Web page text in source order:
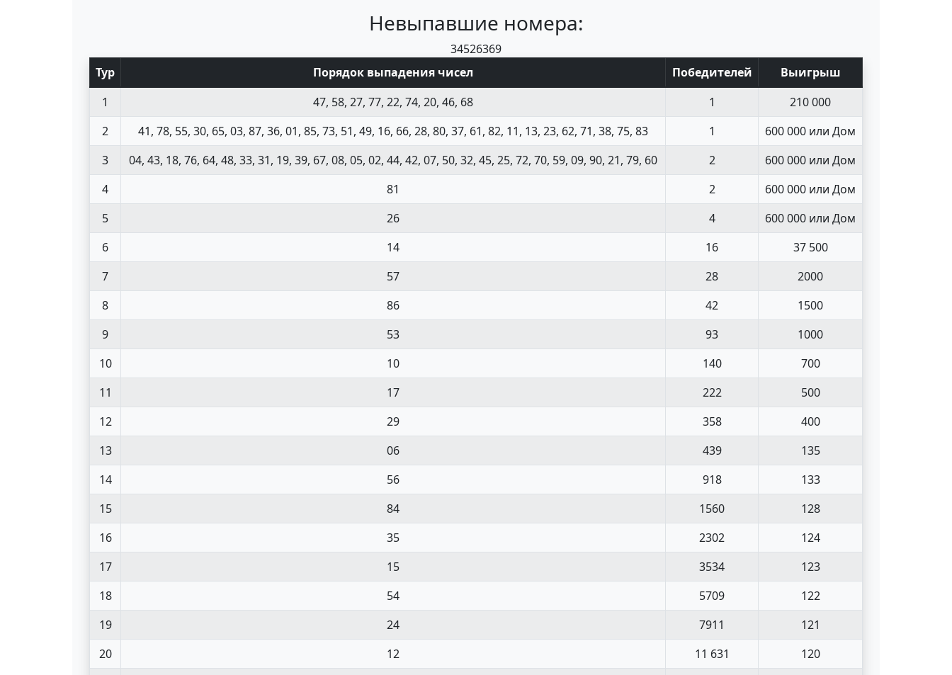
Невыпавшие номера:
34526369
Тур
Порядок выпадения чисел Победителей
Выигрыш
1
47, 58, 27, 77, 22, 74, 20, 46, 68 1
210 000
2
41, 78, 55, 30, 65, 03, 87, 36, 01, 85, 73, 51, 49, 16, 66, 28, 80, 37, 61, 82, 11, 13, 23, 62, 71, 38, 75, 83 1
600 000 или Дом
3
04, 43, 18, 76, 64, 48, 33, 31, 19, 39, 67, 08, 05, 02, 44, 42, 07, 50, 32, 45, 25, 72, 70, 59, 09, 90, 21, 79, 60 2
600 000 или Дом
4
81 2
600 000 или Дом
5
26 4
600 000 или Дом
6
14 16
37 500
7
57 28
2000
8
86 42
1500
9
53 93
1000
10
10 140
700
11
17 222
500
12
29 358
400
13
06 439
135
14
56 918
133
15
84 1560
128
16
35 2302
124
17
15 3534
123
18
54 5709
122
19
24 7911
121
20
12 11 631
120